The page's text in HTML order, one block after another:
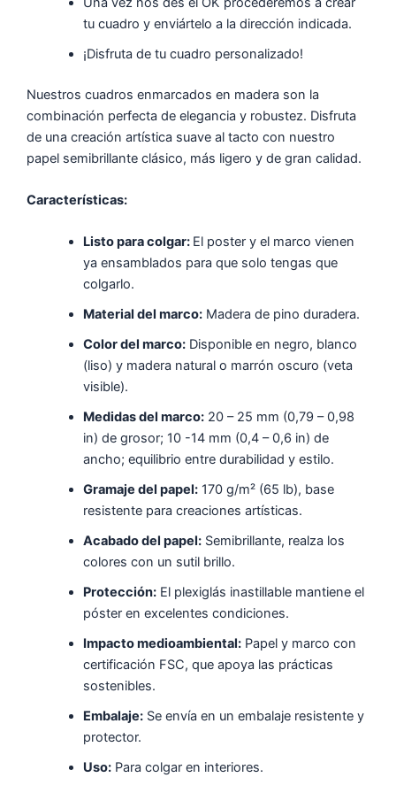
tu cuadro y enviártelo a la dirección indicada.
¡Disfruta de tu cuadro personalizado!
Nuestros cuadros enmarcados en madera son la
combinación perfecta de elegancia y robustez. Disfruta
de una creación artística suave al tacto con nuestro
papel semibrillante clásico, más ligero y de gran calidad.
Características:
Listo para colgar: El poster y el marco vienen
ya ensamblados para que solo tengas que
colgarlo.
Material del marco:Madera de pino duradera.
Color del marco:Disponible en negro, blanco
(liso) y madera natural o marrón oscuro (veta
visible).
Medidas del marco:20 – 25 mm (0,79 – 0,98
in) de grosor; 10 -14 mm (0,4 – 0,6 in) de
ancho; equilibrio entre durabilidad y estilo.
Gramaje del papel:170 g/m² (65 lb), base
resistente para creaciones artísticas.
Acabado del papel:Semibrillante, realza los
colores con un sutil brillo.
Protección:El plexiglás inastillable mantiene el
póster en excelentes condiciones.
Impacto medioambiental:Papel y marco con
certificación FSC, que apoya las prácticas
sostenibles.
Embalaje:Se envía en un embalaje resistente y
protector.
Uso:Para colgar en interiores.